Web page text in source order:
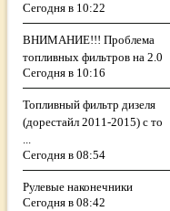
Сегодня в 10:22
ВНИМАНИЕ!!! Проблема
топливных фильтров на 2.0
Сегодня в 10:16
Топливный фильтр дизеля
(дорестайл 2011-2015) с то
...
Сегодня в 08:54
Рулевые наконечники
Сегодня в 08:42